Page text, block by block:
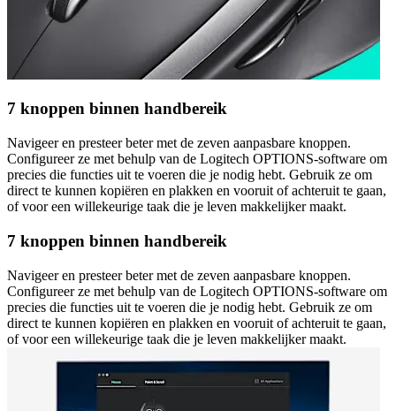
7 knoppen binnen handbereik
Navigeer en presteer beter met de zeven aanpasbare knoppen.
Configureer ze met behulp van de Logitech OPTIONS-software om
precies die functies uit te voeren die je nodig hebt. Gebruik ze om
direct te kunnen kopiëren en plakken en vooruit of achteruit te gaan,
of voor een willekeurige taak die je leven makkelijker maakt.
7 knoppen binnen handbereik
Navigeer en presteer beter met de zeven aanpasbare knoppen.
Configureer ze met behulp van de Logitech OPTIONS-software om
precies die functies uit te voeren die je nodig hebt. Gebruik ze om
direct te kunnen kopiëren en plakken en vooruit of achteruit te gaan,
of voor een willekeurige taak die je leven makkelijker maakt.